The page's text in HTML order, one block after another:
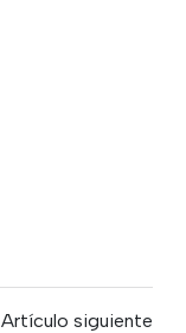
Artículo siguiente